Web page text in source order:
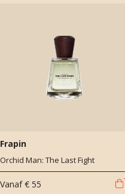
Frapin
Orchid Man: The Last Fight
Vanaf € 55